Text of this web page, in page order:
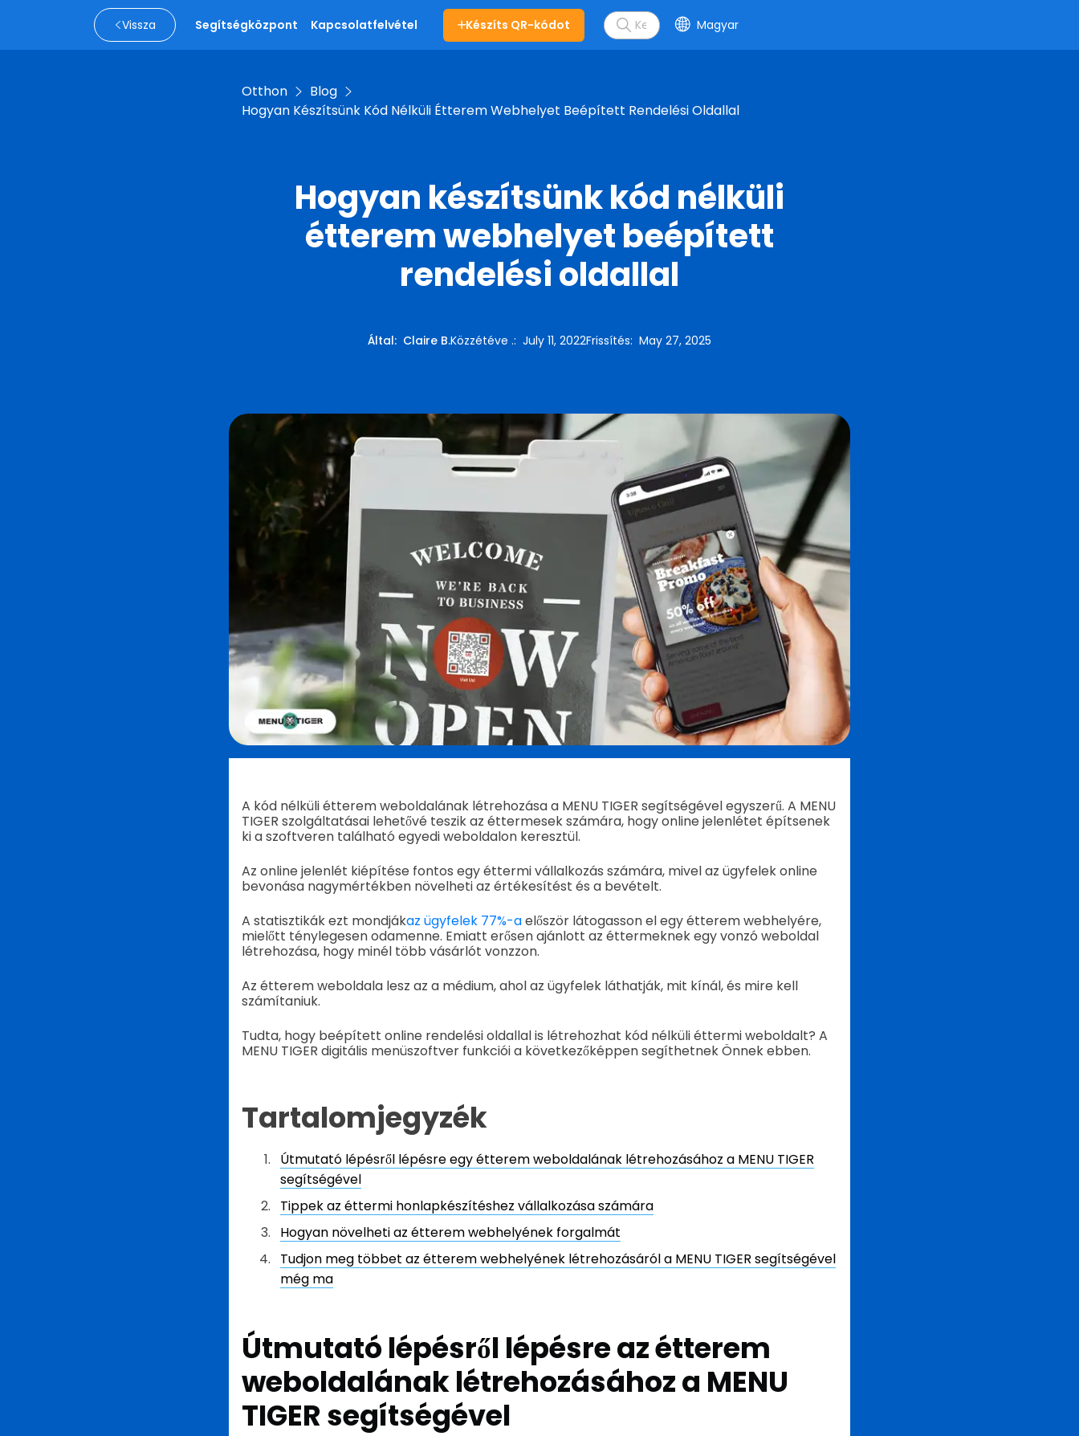
Vissza Segítségközpont Kapcsolatfelvétel Készíts QR-kódot Magyar
Otthon
Blog
Hogyan Készítsünk Kód Nélküli Étterem Webhelyet Beépített Rendelési Oldallal
Hogyan készítsünk kód nélküli
étterem webhelyet beépített
rendelési oldallal
Által: Claire B.Közzétéve .: July 11, 2022Frissítés: May 27, 2025
A kód nélküli étterem weboldalának létrehozása a MENU TIGER segítségével egyszerű. A MENU
TIGER szolgáltatásai lehetővé teszik az éttermesek számára, hogy online jelenlétet építsenek
ki a szoftveren található egyedi weboldalon keresztül.
Az online jelenlét kiépítése fontos egy éttermi vállalkozás számára, mivel az ügyfelek online
bevonása nagymértékben növelheti az értékesítést és a bevételt.
A statisztikák ezt mondjákaz ügyfelek 77%-aelőször látogasson el egy étterem webhelyére,
mielőtt ténylegesen odamenne. Emiatt erősen ajánlott az éttermeknek egy vonzó weboldal
létrehozása, hogy minél több vásárlót vonzzon.
Az étterem weboldala lesz az a médium, ahol az ügyfelek láthatják, mit kínál, és mire kell
számítaniuk.
Tudta, hogy beépített online rendelési oldallal is létrehozhat kód nélküli éttermi weboldalt? A
MENU TIGER digitális menüszoftver funkciói a következőképpen segíthetnek Önnek ebben.
Tartalomjegyzék
Útmutató lépésről lépésre egy étterem weboldalának létrehozásához a MENU TIGER
segítségével
Tippek az éttermi honlapkészítéshez vállalkozása számára
Hogyan növelheti az étterem webhelyének forgalmát
Tudjon meg többet az étterem webhelyének létrehozásáról a MENU TIGER segítségével
még ma
Útmutató lépésről lépésre az étterem
weboldalának létrehozásához a MENU
TIGER segítségével